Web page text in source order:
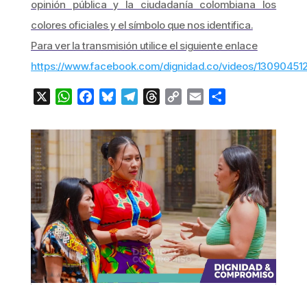
opinión pública y la ciudadanía colombiana los
colores oficiales y el símbolo que nos identifica.
Para ver la transmisión utilice el siguiente enlace
https://www.facebook.com/dignidad.co/videos/
WhatsApp
FacebookBlueskyTelegramThreads
Copy Email